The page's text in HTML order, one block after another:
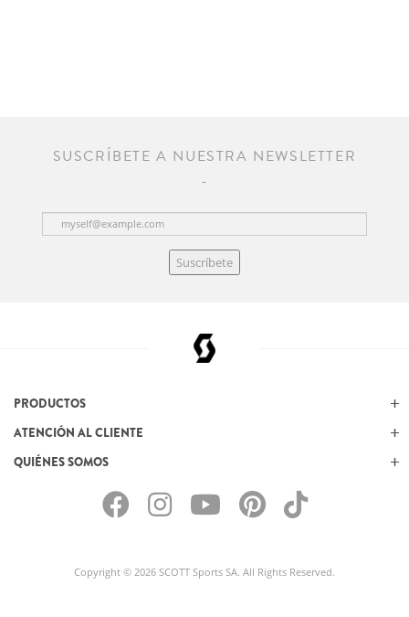
SUSCRÍBETE A NUESTRA NEWSLETTER
Suscríbete
PRODUCTOS
ATENCIÓN AL CLIENTE
QUIÉNES SOMOS
Copyright © 2026 SCOTT Sports SA. All Rights Reserved.